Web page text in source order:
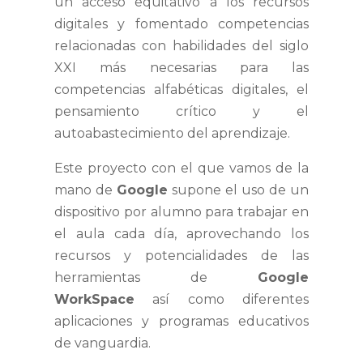
digitales y fomentado competencias
relacionadas con habilidades del siglo
XXI más necesarias para las
competencias alfabéticas digitales, el
pensamiento crítico y el
autoabastecimiento del aprendizaje.
Este proyecto con el que vamos de la
mano de Google supone el uso de un
dispositivo por alumno para trabajar en
el aula cada día, aprovechando los
recursos y potencialidades de las
herramientas de
Google
WorkSpace
así como diferentes
aplicaciones y programas educativos
de vanguardia.